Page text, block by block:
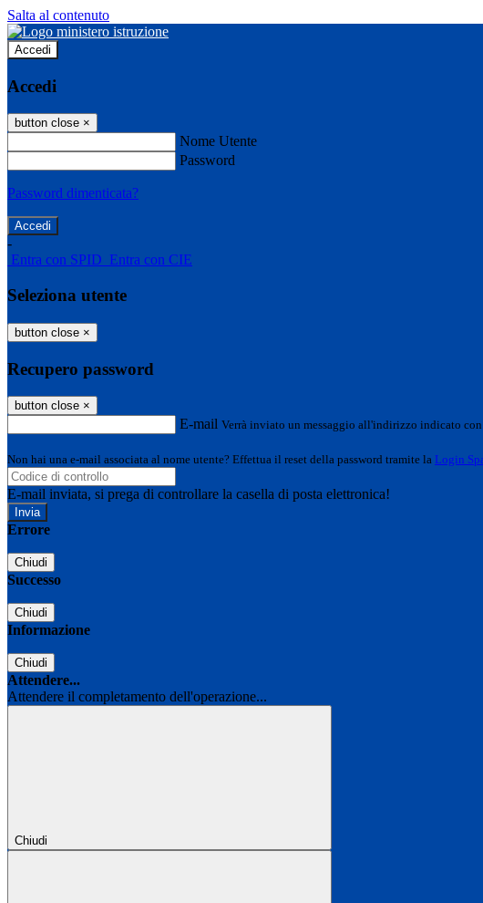
Salta al contenuto
Accedi
Accedi
button close ×
Nome Utente
Password
Password dimenticata?
-
Entra con SPID Entra con CIE
Seleziona utente
button close ×
Recupero password
button close ×
E-mail Verrà inviato un messaggio all'indirizzo indicato
Non hai una e-mail associata al nome utente? Effettua il reset della password tramite la Login
E-mail inviata, si prega di controllare la casella di posta elettronica!
Errore
Chiudi
Successo
Chiudi
Informazione
Chiudi
Attendere...
Attendere il completamento dell'operazione...
Chiudi